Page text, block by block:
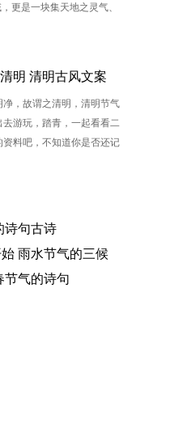
更是一块集天地之灵气、
明 清明古风文案
净，故谓之清明，清明节气
游玩，踏青，一起看看二
资料吧，不知道你是否还记
诗句古诗
雨水节气的三候
节气的诗句